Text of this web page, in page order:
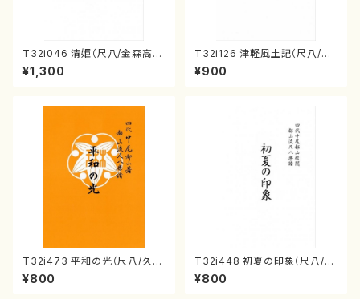
T32i046 清姫（尺八/金森高
山/楽譜）都山流公刊楽譜曲番：
45
¥1,300
T32i126 津軽風土記（尺八/野
村峰山/尺八/都山式譜）都山流
公刊楽譜曲番:575
¥900
T32i473 平和の光（尺八/久本
玄智/楽譜）都山流公刊楽譜曲
番:2181
¥800
T32i448 初夏の印象（尺八/久
本玄智/楽譜）都山流公刊楽譜曲
番:2155
¥800